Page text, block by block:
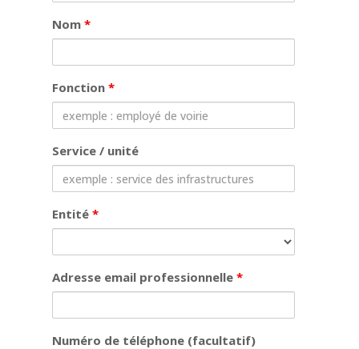
Nom *
Fonction *
Service / unité
Entité *
Adresse email professionnelle *
Numéro de téléphone (facultatif)